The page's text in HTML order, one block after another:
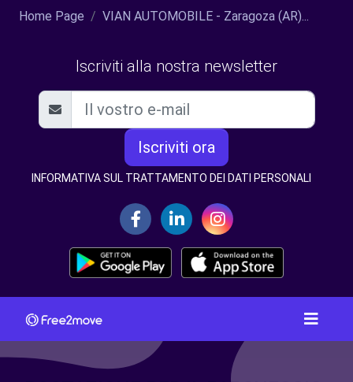
Home Page VIAN AUTOMOBILE - Zaragoza (AR)...
Iscriviti alla nostra newsletter
Iscriviti ora
INFORMATIVA SUL TRATTAMENTO DEI DATI PERSONALI